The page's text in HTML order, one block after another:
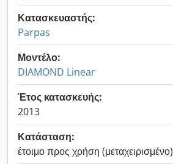
Κατασκευαστής:
Parpas
Μοντέλο:
DIAMOND Linear
Έτος κατασκευής:
2013
Κατάσταση:
έτοιμο προς χρήση (μεταχειρισμένο)